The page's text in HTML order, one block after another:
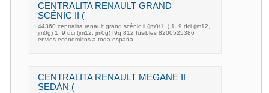
CENTRALITA RENAULT GRAND
SCÉNIC II (
44360 centralita renault grand scénic ii (jm0/1_) 1. 9 dci (jm12,
jm0g) 1. 9 dci (jm12, jm0g) f9q 812 fusibles 8200525386
envios economicos a toda españa
CENTRALITA RENAULT MEGANE II
SEDÁN (